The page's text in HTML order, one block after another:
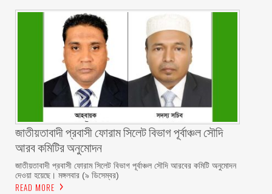
জাতীয়তাবাদী প্রবাসী ফোরাম সিলেট বিভাগ পূর্বাঞ্চল সৌদি
আরব কমিটির অনুমোদন
জাতীয়তাবাদী প্রবাসী ফোরাম সিলেট বিভাগ পূর্বাঞ্চল সৌদি আরবের কমিটি অনুমোদন
দেওয়া হয়েছে। মঙ্গলবার (৯ ডিসেম্বর)
READ MORE